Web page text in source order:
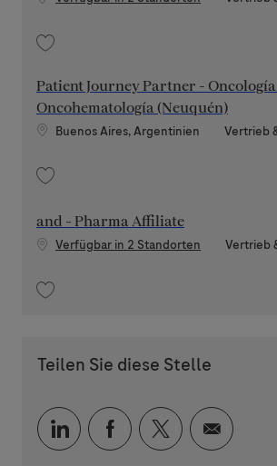
Patient Journey Partner -
Oncohematología (Neuquén)
Standort
Buenos Aires, Argentinien Kategorie
Vertrieb
and - Pharma Affiliate
Verfügbar in 2 Standorten Kategorie
Vertrieb
Teilen Sie diese Stelle
Über LinkedIn teilen
Über Facebook teilen
Über Twitter
Per E-